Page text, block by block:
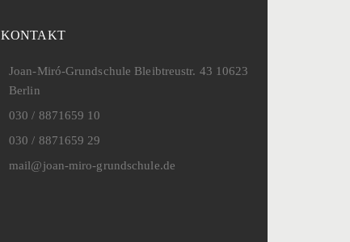
KONTAKT
Joan-Miró-Grundschule Bleibtreustr. 43 10623
Berlin
030 / 8871659 10
030 / 8871659 29
mail@joan-miro-grundschule.de